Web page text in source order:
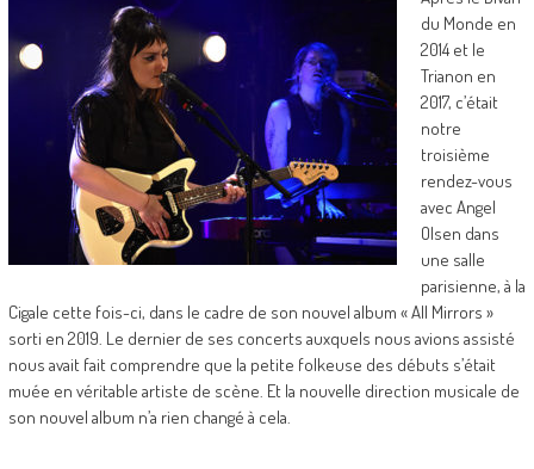
du Monde en
2014 et le
Trianon en
2017, c’était
notre
troisième
rendez-vous
avec Angel
Olsen dans
une salle
parisienne, à la
Cigale cette fois-ci, dans le cadre de son nouvel album « All Mirrors »
sorti en 2019. Le dernier de ses concerts auxquels nous avions assisté
nous avait fait comprendre que la petite folkeuse des débuts s’était
muée en véritable artiste de scène. Et la nouvelle direction musicale de
son nouvel album n’a rien changé à cela.